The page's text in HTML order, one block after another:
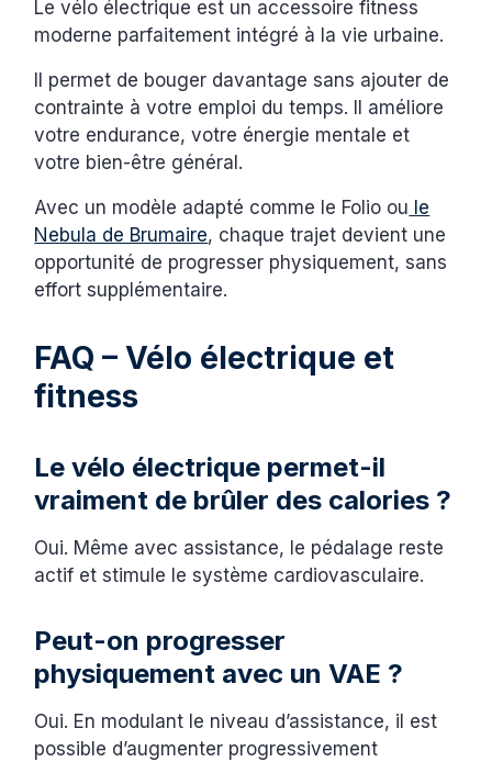
Le vélo électrique est un accessoire fitness
moderne parfaitement intégré à la vie urbaine.
Il permet de bouger davantage sans ajouter de
contrainte à votre emploi du temps. Il améliore
votre endurance, votre énergie mentale et
votre bien-être général.
Avec un modèle adapté comme le Folio ou le
Nebula de Brumaire, chaque trajet devient une
opportunité de progresser physiquement, sans
effort supplémentaire.
FAQ – Vélo électrique et
fitness
Le vélo électrique permet-il
vraiment de brûler des calories ?
Oui. Même avec assistance, le pédalage reste
actif et stimule le système cardiovasculaire.
Peut-on progresser
physiquement avec un VAE ?
Oui. En modulant le niveau d’assistance, il est
possible d’augmenter progressivement